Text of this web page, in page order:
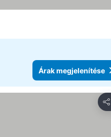
Árak megjelenítése